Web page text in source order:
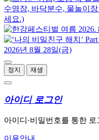
정지 재생
아이디 로그인
아이디·비밀번호를 통한
이용안내